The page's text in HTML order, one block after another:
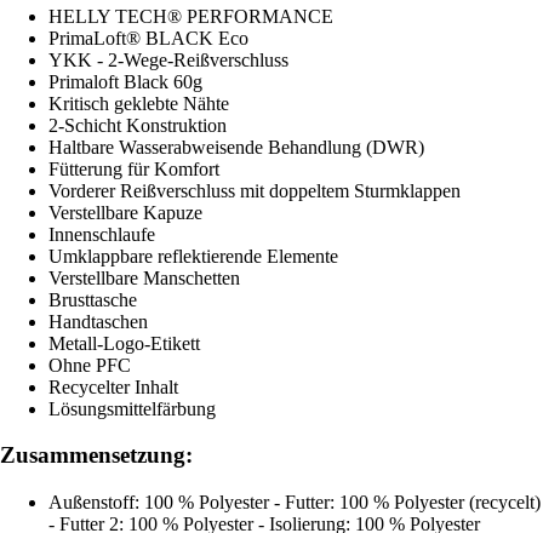
HELLY TECH® PERFORMANCE
PrimaLoft® BLACK Eco
YKK - 2-Wege-Reißverschluss
Primaloft Black 60g
Kritisch geklebte Nähte
2-Schicht Konstruktion
Haltbare Wasserabweisende Behandlung (DWR)
Fütterung für Komfort
Vorderer Reißverschluss mit doppeltem Sturmklappen
Verstellbare Kapuze
Innenschlaufe
Umklappbare reflektierende Elemente
Verstellbare Manschetten
Brusttasche
Handtaschen
Metall-Logo-Etikett
Ohne PFC
Recycelter Inhalt
Lösungsmittelfärbung
Zusammensetzung:
Außenstoff: 100 % Polyester - Futter: 100 % Polyester (recycelt)
- Futter 2: 100 % Polyester - Isolierung: 100 % Polyester